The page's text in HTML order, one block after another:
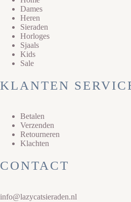
Dames
Heren
Sieraden
Horloges
Sjaals
Kids
Sale
KLANTEN
Betalen
Verzenden
Retourneren
Klachten
CONTACT
info@lazycatsieraden.nl